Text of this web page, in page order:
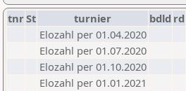
tnrSt turnier bdld rd
Elozahl per 01.04.2020
Elozahl per 01.07.2020
Elozahl per 01.10.2020
Elozahl per 01.01.2021